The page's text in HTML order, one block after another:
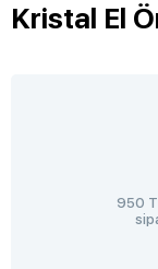
Kristal El
950